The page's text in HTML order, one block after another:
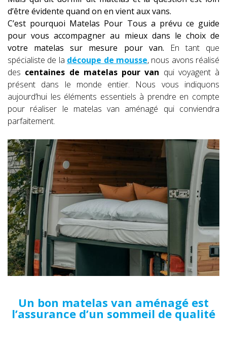
d’être évidente quand on en vient aux vans.
C’est pourquoi Matelas Pour Tous a prévu ce guide
pour vous accompagner au mieux dans le choix de
votre matelas sur mesure pour van.
En tant que
spécialiste de la découpe de mousse, nous avons réalisé
des centaines de matelas pour van qui voyagent à
présent dans le monde entier. Nous vous indiquons
aujourd’hui les éléments essentiels à prendre en compte
pour réaliser le matelas van aménagé qui conviendra
parfaitement.
Un bon matelas van aménagé est
l’assurance d’un sommeil de qualité